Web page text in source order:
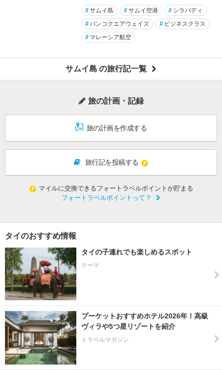
#サムイ島 #サムイ空港 # シラバディ
#バンコクエアウェイズ # ビジネスクラス
# マレーシア航空
サムイ島 の旅行記一覧
旅の計画・記録
旅の計画を作成する
旅行記を投稿する
マイルに交換できるフォートラベルポイントが貯まる
フォートラベルポイントって？
タイのおすすめ情報
タイの子連れでも楽しめるスポット
テーマ
プーケットおすすめホテル2026年！高級
ヴィラや5つ星リゾートを紹介
トラベルマガジン